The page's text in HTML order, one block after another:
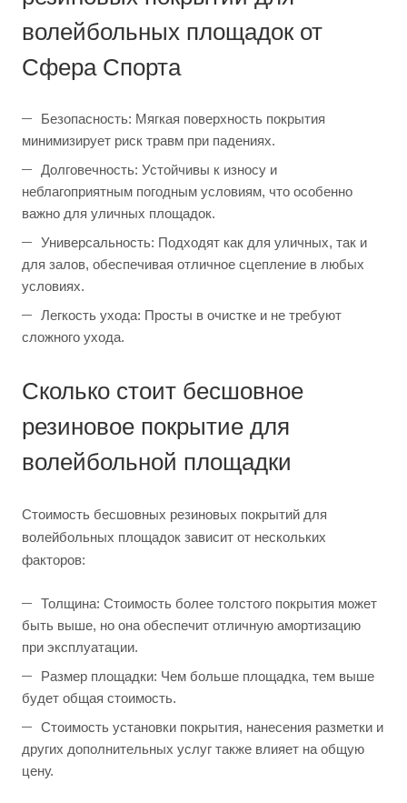
волейбольных площадок от
Сфера Спорта
Безопасность: Мягкая поверхность покрытия
минимизирует риск травм при падениях.
Долговечность: Устойчивы к износу и
неблагоприятным погодным условиям, что особенно
важно для уличных площадок.
Универсальность: Подходят как для уличных, так и
для залов, обеспечивая отличное сцепление в любых
условиях.
Легкость ухода: Просты в очистке и не требуют
сложного ухода.
Сколько стоит бесшовное
резиновое покрытие для
волейбольной площадки
Стоимость бесшовных резиновых покрытий для
волейбольных площадок зависит от нескольких
факторов:
Толщина: Стоимость более толстого покрытия может
быть выше, но она обеспечит отличную амортизацию
при эксплуатации.
Размер площадки: Чем больше площадка, тем выше
будет общая стоимость.
Стоимость установки покрытия, нанесения разметки и
других дополнительных услуг также влияет на общую
цену.